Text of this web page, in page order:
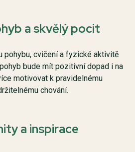
a skvělý pocit
pohybu, cvičení a fyzické aktivitě
bude mít pozitivní dopad i na
motivovat k pravidelnému
chování.
a inspirace